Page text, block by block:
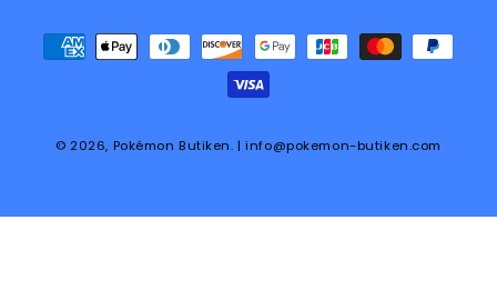
© 2026, Pokémon Butiken. | info@pokemon-butiken.com
Betalningsmetoder